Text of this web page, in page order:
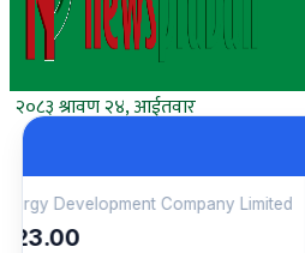
२०८३ श्रावण २४, आईतवार
Him Star Urja Company Limited
HIMSTAR